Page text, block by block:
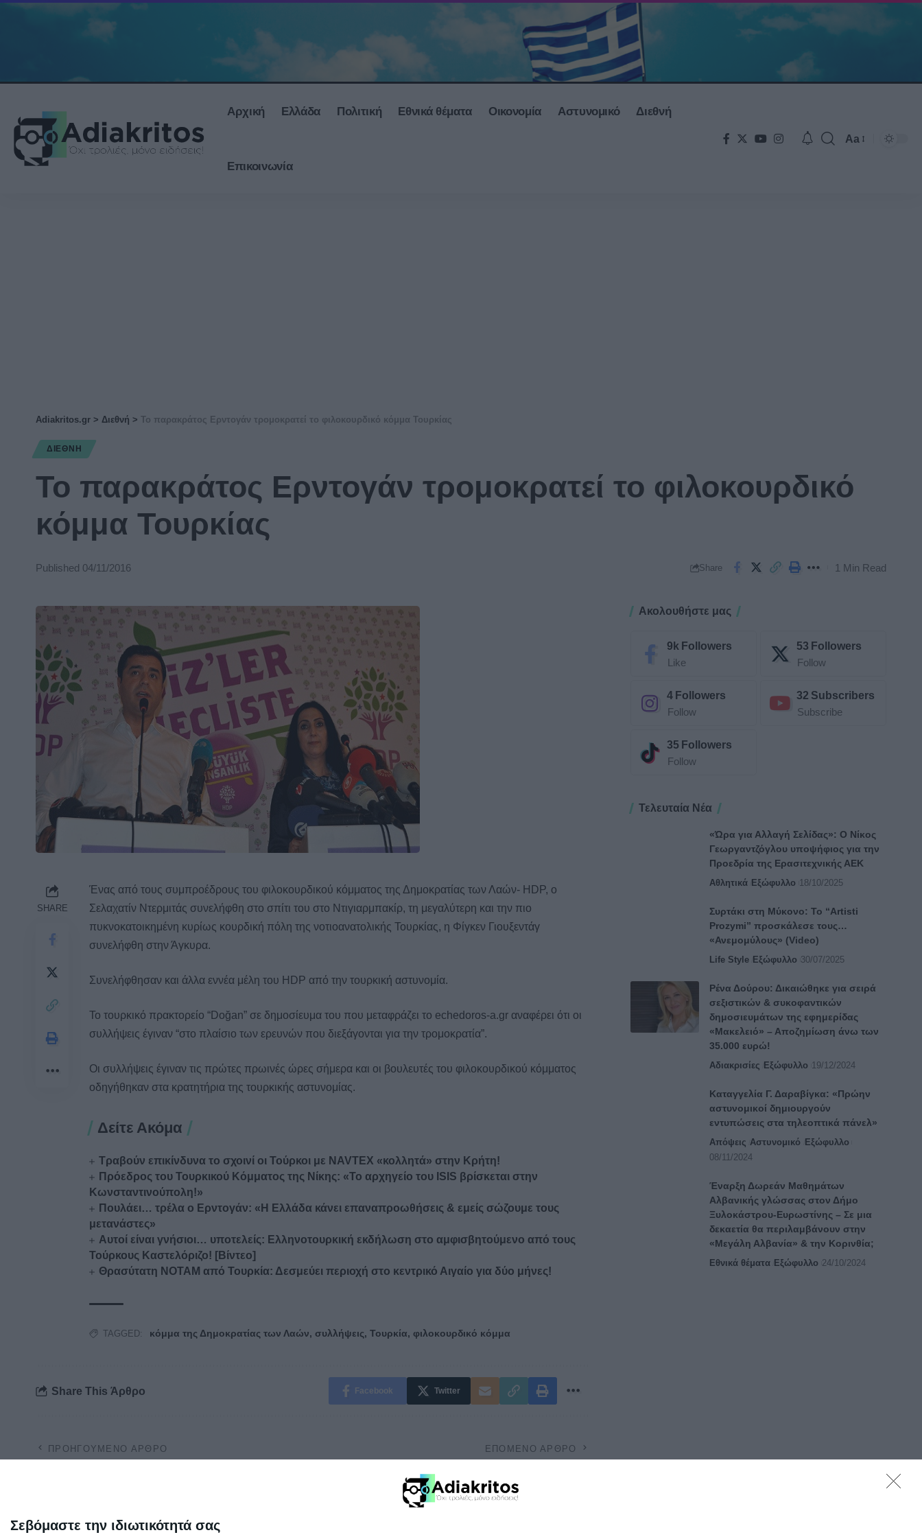
Σεβόμαστε την ιδιωτικότητά σας
Αρχική Ελλάδα Πολιτική Εθνικά θέματα Οικονομία Αστυνομικό Διεθνή
Επικοινωνία
Aa
Adiakritos.gr > Διεθνή > Το παρακράτος Ερντογάν τρομοκρατεί το φιλοκουρδικό κόμμα Τουρκίας
ΔΙΕΘΝΉ
Το παρακράτος Ερντογάν τρομοκρατεί το φιλοκουρδικό
κόμμα Τουρκίας
Published 04/11/2016 Share 1 Min Read
SHARE
Ένας από τους συμπροέδρους του φιλοκουρδικού κόμματος της Δημοκρατίας των Λαών- HDP, ο
Σελαχατίν Ντερμιτάς συνελήφθη στο σπίτι του στο Ντιγιαρμπακίρ, τη μεγαλύτερη και την πιο
πυκνοκατοικημένη κυρίως κουρδική πόλη της νοτιοανατολικής Τουρκίας, η Φίγκεν Γιουξεντάγ
συνελήφθη στην Άγκυρα.
Συνελήφθησαν και άλλα εννέα μέλη του HDP από την τουρκική αστυνομία.
Το τουρκικό πρακτορείο “Doğan” σε δημοσίευμα του που μεταφράζει το echedoros-a.gr αναφέρει ότι οι
συλλήψεις έγιναν “στο πλαίσιο των ερευνών που διεξάγονται για την τρομοκρατία”.
Οι συλλήψεις έγιναν τις πρώτες πρωινές ώρες σήμερα και οι βουλευτές του φιλοκουρδικού κόμματος
οδηγήθηκαν στα κρατητήρια της τουρκικής αστυνομίας.
Δείτε Ακόμα
Τραβούν επικίνδυνα το σχοινί οι Τούρκοι με NAVTEX «κολλητά» στην Κρήτη!
Πρόεδρος του Τουρκικού Κόμματος της Νίκης: «Το αρχηγείο του ISIS βρίσκεται στην
Κωνσταντινούπολη!»
Πουλάει… τρέλα ο Ερντογάν: «Η Ελλάδα κάνει επαναπροωθήσεις & εμείς σώζουμε τους
μετανάστες»
Αυτοί είναι γνήσιοι… υποτελείς: Ελληνοτουρκική εκδήλωση στο αμφισβητούμενο από τους
Τούρκους Καστελόριζο! [Βίντεο]
Θρασύτατη NOTAM από Τουρκία: Δεσμεύει περιοχή στο κεντρικό Αιγαίο για δύο μήνες!
TAGGED: κόμμα της Δημοκρατίας των Λαών, συλλήψεις, Τουρκία, φιλοκουρδικό κόμμα
Share This Άρθρο Facebook Twitter
ΠΡΟΗΓΟΎΜΕΝΟ ΆΡΘΡΟ ΕΠΌΜΕΝΟ ΆΡΘΡΟ
Βορειοηπειρώτης βουλευτής αποκάλεσε
“απατεώνα” τον Έντι Ράμα!
Ακολουθήστε μας
9k Followers
Like
53 Followers
Follow
4 Followers
Follow
32 Subscribers
Subscribe
35 Followers
Follow
Τελευταία Νέα
«Ώρα για Αλλαγή Σελίδας»: Ο Νίκος
Γεωργαντζόγλου υποψήφιος για την
Προεδρία της Ερασιτεχνικής ΑΕΚ
Αθλητικά Εξώφυλλο 18/10/2025
Συρτάκι στη Μύκονο: Το “Artisti
Prozymi” προσκάλεσε τους…
«Ανεμομύλους» (Video)
Life Style Εξώφυλλο 30/07/2025
Ρένα Δούρου: Δικαιώθηκε για σειρά
σεξιστικών & συκοφαντικών
δημοσιευμάτων της εφημερίδας
«Μακελειό» – Αποζημίωση άνω των
35.000 ευρώ!
Αδιακρισίες Εξώφυλλο 19/12/2024
Καταγγελία Γ. Δαραβίγκα: «Πρώην
αστυνομικοί δημιουργούν
εντυπώσεις στα τηλεοπτικά πάνελ»
Απόψεις Αστυνομικό
Εξώφυλλο
08/11/2024
Έναρξη Δωρεάν Μαθημάτων
Αλβανικής γλώσσας στον Δήμο
Ξυλοκάστρου-Ευρωστίνης – Σε μια
δεκαετία θα περιλαμβάνουν στην
«Μεγάλη Αλβανία» & την Κορινθία;
Εθνικά θέματα Εξώφυλλο 24/10/2024